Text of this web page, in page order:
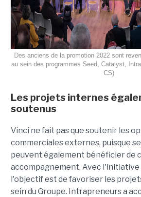
Des anciens de la promotion 2022 sont
au sein des programmes Seed, Catalyst,
CS)
Les projets internes
soutenus
Vinci ne fait pas que soutenir les
commerciales externes, puisque
peuvent également bénéficier de
accompagnement. Avec
l'objectif est de favoriser les
sein du Groupe. Intrapreneurs a